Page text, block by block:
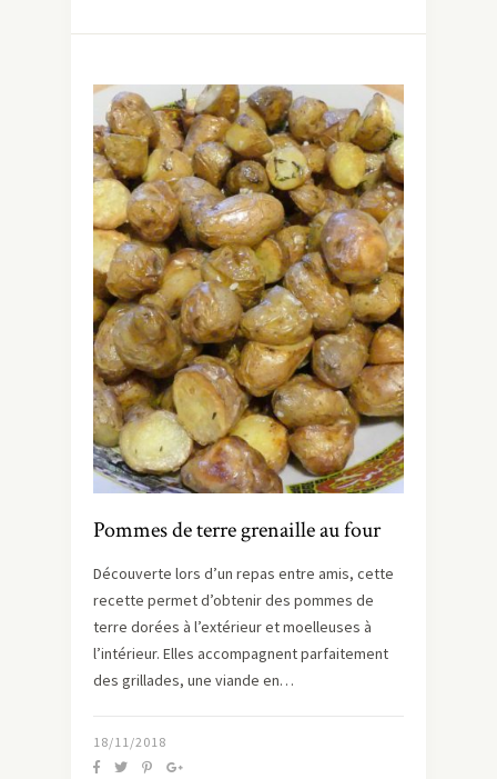
Pommes de terre grenaille au four
Découverte lors d’un repas entre amis, cette
recette permet d’obtenir des pommes de
terre dorées à l’extérieur et moelleuses à
l’intérieur. Elles accompagnent parfaitement
des grillades, une viande en…
18/11/2018